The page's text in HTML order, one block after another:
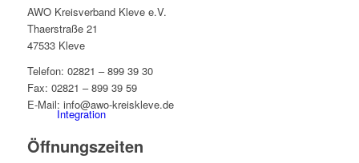
Integration
AWO Kreisverband Kleve e.V.
Thaerstraße 21
47533 Kleve
Telefon: 02821 – 899 39 30
Fax: 02821 – 899 39 59
E-Mail: info@awo-kreiskleve.de
Öffnungszeiten